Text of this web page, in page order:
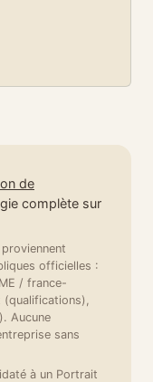
de
complète sur
officielles :
/ france-
Aucune
sans
à un Portrait